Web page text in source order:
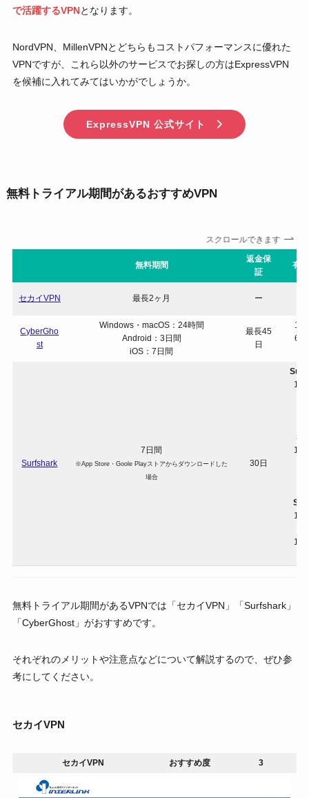
で活躍するVPNとなります。
NordVPN、MillenVPNとどちらもコストパフォーマンスに優れた
VPNですが、これら以外のサービスでお探しの方はExpressVPN
を候補に入れてみてはいかがでしょうか。
ExpressVPN 公式サイト
無料トライアル期間があるおすすめVPN
スクロールできます
無料期間
返金保
証
有
セカイVPN 最長2ヶ月 ー
CyberGho
st
Windows・macOS：24時間
Android：3日間
iOS：7日間
最長45
日
1
6
Surfshark
7日間
※App Store・Goole Playストアからダウンロードした
場合
30日
1ヶ
1ヶ
1ヶ
1年
無料トライアル期間があるVPNでは「セカイVPN」「Surfshark」
「CyberGhost」がおすすめです。
それぞれのメリットや注意点などについて解説するので、ぜひ参
考にしてください。
セカイVPN
セカイVPN おすすめ度 3